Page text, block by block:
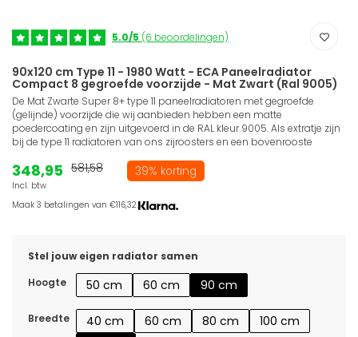
5.0/5 (6 beoordelingen)
90x120 cm Type 11 - 1980 Watt - ECA Paneelradiator
Compact 8 gegroefde voorzijde - Mat Zwart (Ral 9005)
De Mat Zwarte Super 8+ type 11 paneelradiatoren met gegroefde
(gelijnde) voorzijde die wij aanbieden hebben een matte
poedercoating en zijn uitgevoerd in de RAL kleur 9005. Als extratje zijn
bij de type 11 radiatoren van ons zijroosters en een bovenrooste
348,95
Incl. btw
581,58 39% korting
Maak 3 betalingen van €116,32.
Stel jouw eigen radiator samen
Hoogte
50 cm 60 cm 90 cm
Breedte 40 cm 60 cm 80 cm
100 cm